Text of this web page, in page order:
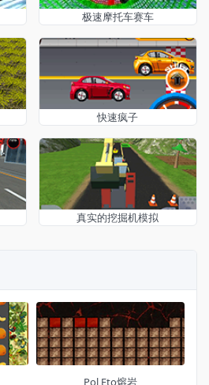
极速摩托车赛车
快速疯子
真实的挖掘机模拟
Pol Eto熔岩